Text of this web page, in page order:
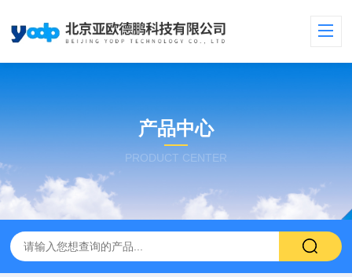
产品中心
PRODUCT CENTER